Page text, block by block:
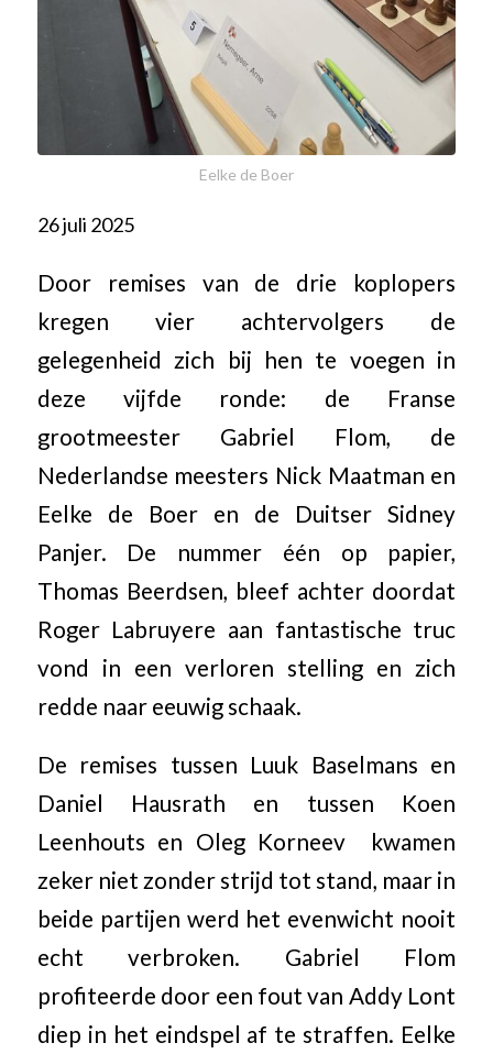
Eelke de Boer
26 juli 2025
Door remises van de drie koplopers
kregen vier achtervolgers de
gelegenheid zich bij hen te voegen in
deze vijfde ronde: de Franse
grootmeester Gabriel Flom, de
Nederlandse meesters Nick Maatman en
Eelke de Boer en de Duitser Sidney
Panjer. De nummer één op papier,
Thomas Beerdsen, bleef achter doordat
Roger Labruyere aan fantastische truc
vond in een verloren stelling en zich
redde naar eeuwig schaak.
De remises tussen Luuk Baselmans en
Daniel Hausrath en tussen Koen
Leenhouts en Oleg Korneev kwamen
zeker niet zonder strijd tot stand, maar in
beide partijen werd het evenwicht nooit
echt verbroken. Gabriel Flom
profiteerde door een fout van Addy Lont
diep in het eindspel af te straffen. Eelke